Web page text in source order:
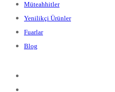
Müteahhitler
Yenilikçi Ürünler
Fuarlar
Blog